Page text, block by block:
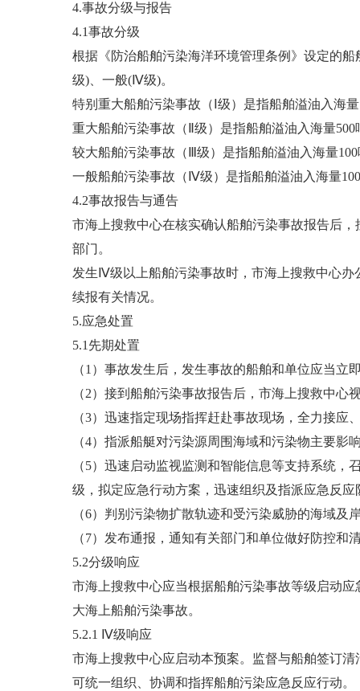
4.事故分级与报告
4.1事故分级
根据《防治船舶污染海洋环境管理条例》设定的
级)、一般(Ⅳ级)。
特别重大船舶污染事故（Ⅰ级）是指船舶溢油入海
重大船舶污染事故（Ⅱ级）是指船舶溢油入海量
较大船舶污染事故（Ⅲ级）是指船舶溢油入海量
一般船舶污染事故（Ⅳ级）是指船舶溢油入海量
4.2事故报告与通告
市海上搜救中心在核实确认船舶污染事故报告后
部门。
发生Ⅳ级以上船舶污染事故时，市海上搜救中心
续报有关情况。
5.应急处置
5.1先期处置
（1）事故发生后，发生事故的船舶和单位应当
（2）接到船舶污染事故报告后，市海上搜救中
（3）迅速指定现场指挥赶赴事故现场，全力接应
（4）指派船艇对污染源周围海域和污染物主要影
（5）迅速启动监视监测和智能信息等支持系统
级，拟定应急行动方案，迅速组织及指派应急反
（6）判别污染物扩散轨迹和受污染威胁的海域
（7）发布通报，通知有关部门和单位做好防控和
5.2分级响应
市海上搜救中心应当根据船舶污染事故等级启动
大海上船舶污染事故。
5.2.1 Ⅳ级响应
市海上搜救中心应启动本预案。监督与船舶签订
可统一组织、协调和指挥船舶污染应急反应行动。